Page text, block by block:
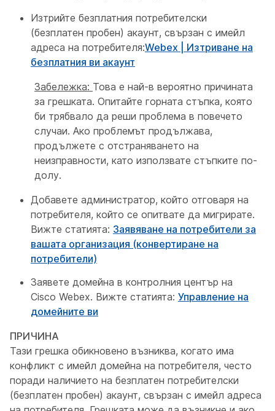
Изтрийте безплатния потребителски
(безплатен пробен) акаунт, свързан с имейл
адреса на потребителя:Webex | Изтриване на
безплатния ви акаунт
Забележка: Това е най-в вероятно причината
за грешката. Опитайте горната стъпка, която
би трябвало да реши проблема в повечето
случаи. Ако проблемът продължава,
продължете с отстраняването на
неизправности, като използвате стъпките по-
долу.
Добавете администратор, който отговаря на
потребителя, който се опитвате да мигрирате.
Вижте статията: Заявяване на потребители за
вашата организация (конвертиране на
потребители)
Заявете домейна в контролния център на
Cisco Webex. Вижте статията: Управление на
домейните ви
ПРИЧИНА
Тази грешка обикновено възниква, когато има
конфликт с имейл домейна на потребителя, често
поради наличието на безплатен потребителски
(безплатен пробен) акаунт, свързан с имейл адреса